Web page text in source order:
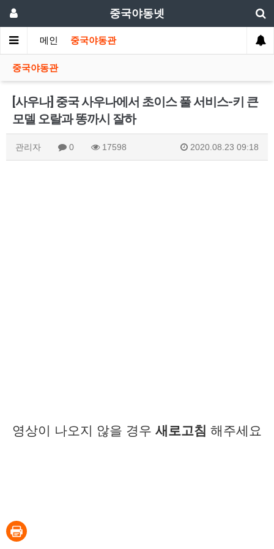
중국야동넷
메인 중국야동관
중국야동관
[사우나] 중국 사우나에서 초이스 풀 서비스-키 큰
모델 오랄과 똥까시 잘하
관리자 0 17598 2020.08.23 09:18
영상이 나오지 않을 경우 새로고침 해주세요